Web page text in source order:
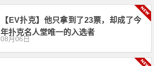
【EV扑克】他只拿到了23票，却成了今
年扑克名人堂唯一的入选者
08月06日